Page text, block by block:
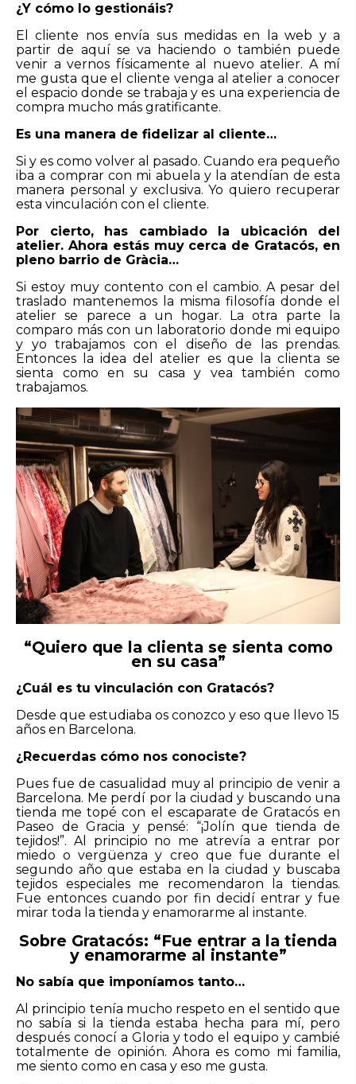
¿Y cómo lo gestionáis?
El cliente nos envía sus medidas en la web y a
partir de aquí se va haciendo o también puede
venir a vernos físicamente al nuevo atelier. A mí
me gusta que el cliente venga al atelier a conocer
el espacio donde se trabaja y es una experiencia de
compra mucho más gratificante.
Es una manera de fidelizar al cliente…
Si y es como volver al pasado. Cuando era pequeño
iba a comprar con mi abuela y la atendían de esta
manera personal y exclusiva. Yo quiero recuperar
esta vinculación con el cliente.
Por cierto, has cambiado la ubicación del
atelier. Ahora estás muy cerca de Gratacós, en
pleno barrio de Gràcia…
Si estoy muy contento con el cambio. A pesar del
traslado mantenemos la misma filosofía donde el
atelier se parece a un hogar. La otra parte la
comparo más con un laboratorio donde mi equipo
y yo trabajamos con el diseño de las prendas.
Entonces la idea del atelier es que la clienta se
sienta como en su casa y vea también como
trabajamos.
“Quiero que la clienta se sienta como
en su casa”
¿Cuál es tu vinculación con Gratacós?
Desde que estudiaba os conozco y eso que llevo 15
años en Barcelona.
¿Recuerdas cómo nos conociste?
Pues fue de casualidad muy al principio de venir a
Barcelona. Me perdí por la ciudad y buscando una
tienda me topé con el escaparate de Gratacós en
Paseo de Gracia y pensé: “¡Jolín que tienda de
tejidos!”. Al principio no me atrevía a entrar por
miedo o vergüenza y creo que fue durante el
segundo año que estaba en la ciudad y buscaba
tejidos especiales me recomendaron la tiendas.
Fue entonces cuando por fin decidí entrar y fue
mirar toda la tienda y enamorarme al instante.
Sobre Gratacós: “Fue entrar a la tienda
y enamorarme al instante”
No sabía que imponíamos tanto…
Al principio tenía mucho respeto en el sentido que
no sabía si la tienda estaba hecha para mí, pero
después conocí a Gloria y todo el equipo y cambié
totalmente de opinión. Ahora es como mi familia,
me siento como en casa y eso me gusta.